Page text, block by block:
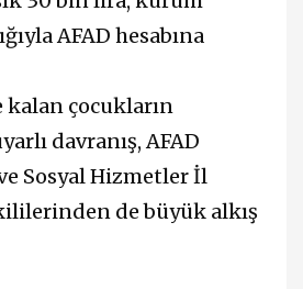
AFAD hesabına
kalan çocukların
davranış, AFAD
Sosyal Hizmetler İl
de büyük alkış